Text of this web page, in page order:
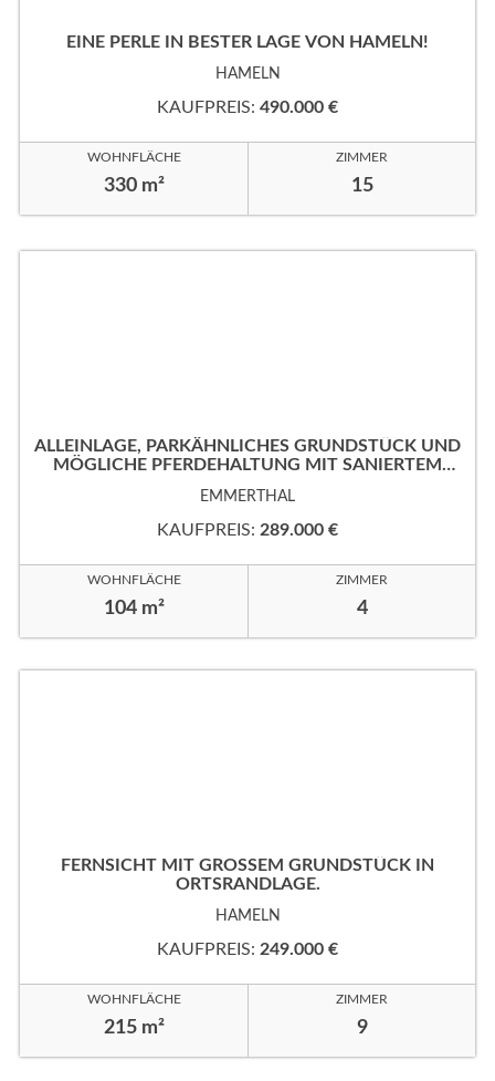
EINE PERLE IN BESTER LAGE VON HAMELN!
HAMELN
KAUFPREIS: 490.000 €
WOHNFLÄCHE
330 m²
ZIMMER
15
ALLEINLAGE, PARKÄHNLICHES GRUNDSTÜCK UND
MÖGLICHE PFERDEHALTUNG MIT SANIERTEM
EMMERTHAL
KAUFPREIS: 289.000 €
WOHNFLÄCHE
104 m²
ZIMMER
4
FERNSICHT MIT GROSSEM GRUNDSTÜCK IN
ORTSRANDLAGE.
HAMELN
KAUFPREIS: 249.000 €
WOHNFLÄCHE
215 m²
ZIMMER
9